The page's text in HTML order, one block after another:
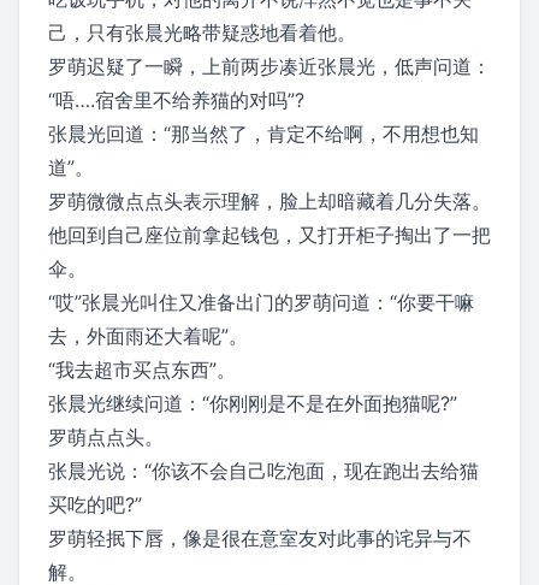
己，只有张晨光略带疑惑地看着他。
罗萌迟疑了一瞬，上前两步凑近张晨光，低声问道：
“唔….宿舍里不给养猫的对吗”?
张晨光回道：“那当然了，肯定不给啊，不用想也知
道”。
罗萌微微点点头表示理解，脸上却暗藏着几分失落。
他回到自己座位前拿起钱包，又打开柜子掏出了一把
伞。
“哎”张晨光叫住又准备出门的罗萌问道：“你要干嘛
去，外面雨还大着呢”。
“我去超市买点东西”。
张晨光继续问道：“你刚刚是不是在外面抱猫呢?”
罗萌点点头。
张晨光说：“你该不会自己吃泡面，现在跑出去给猫
买吃的吧?”
罗萌轻抿下唇，像是很在意室友对此事的诧异与不
解。